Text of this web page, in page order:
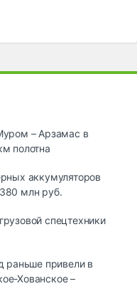
– Арзамас в
полотна
аккумуляторов
млн руб.
спецтехники
раньше привели в
Хованское –